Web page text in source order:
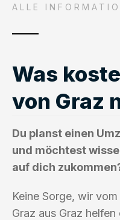
ALLE
Was
von Graz
Du planst einen
und möchtest
auf dich
Keine Sorge, wir
Graz aus Graz